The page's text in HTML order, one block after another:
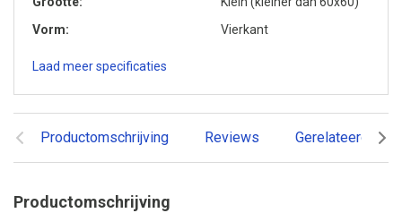
Productomschrijving Reviews Gerelateerde
Productomschrijving
Vorm
Vierkant
Laad meer specificaties